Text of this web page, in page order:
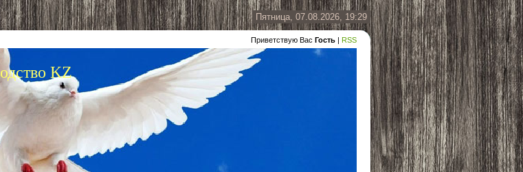
Пятница, 07.08.2026, 19:29
Приветствую Вас Гость | RSS
KZ